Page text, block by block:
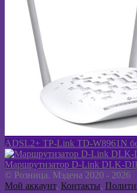
ADSL2+ TP-Link TD-W8961N
Маршрутизатор D-Link DLK-
© Розница. Мэдена 2020 - 2026
Мой аккаунт, Контакты,